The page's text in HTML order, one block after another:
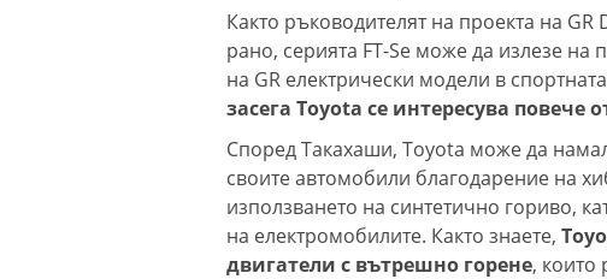
Както ръководителят на проекта на
рано, серията FT-Se може да излезе на
на GR електрически модели в
засега Toyota се интересува повече
Според Такахаши, Toyota може да
своите автомобили благодарение на
използването на синтетично гориво,
на електромобилите. Както знаете,
двигатели с вътрешно горене, които